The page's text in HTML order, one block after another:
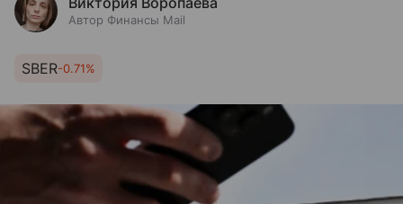
Автор Финансы Mail
SBER-0.71%